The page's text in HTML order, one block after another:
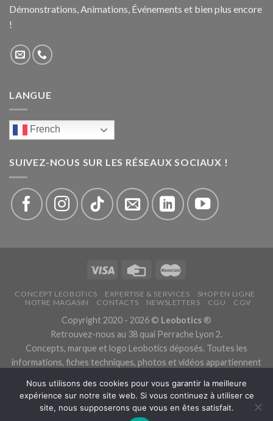
Démonstrations, Animations, Événements et bien plus encore
!
LANGUE
French
SUIVEZ-NOUS SUR LES RÉSEAUX SOCIAUX !
CONCEPT LEOBOTICS EXPERTISE & SERVICES
SHOP EN LIGNE
NOTRE MAGASIN
CONTACTS NEWSLETTERS CGU CGV
Copyright 2020 - 2026 © Leobotics ®
Retrouvez-nous au 38 quai Perrache Lyon 2.
Concepts, marque et logo Leobotics déposés. Toutes les
informations, fiches techniques, photos et vidéos appartiennent
Les traductions sont automatiques, veuillez nous excuser pour
les traductions erronées.
Politique de confidentialité.
Nous utilisons des cookies pour vous garantir la meilleure
expérience sur notre site web. Si vous continuez à utiliser ce
site, nous supposerons que vous en êtes satisfait.